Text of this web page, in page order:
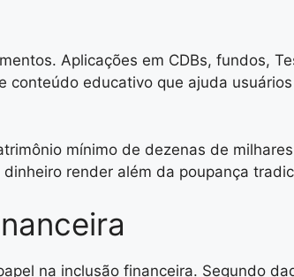
Aplicações em CDBs, fundos,
educativo que ajuda
mínimo de dezenas de
render além da poupança
na inclusão financeira. Segundo